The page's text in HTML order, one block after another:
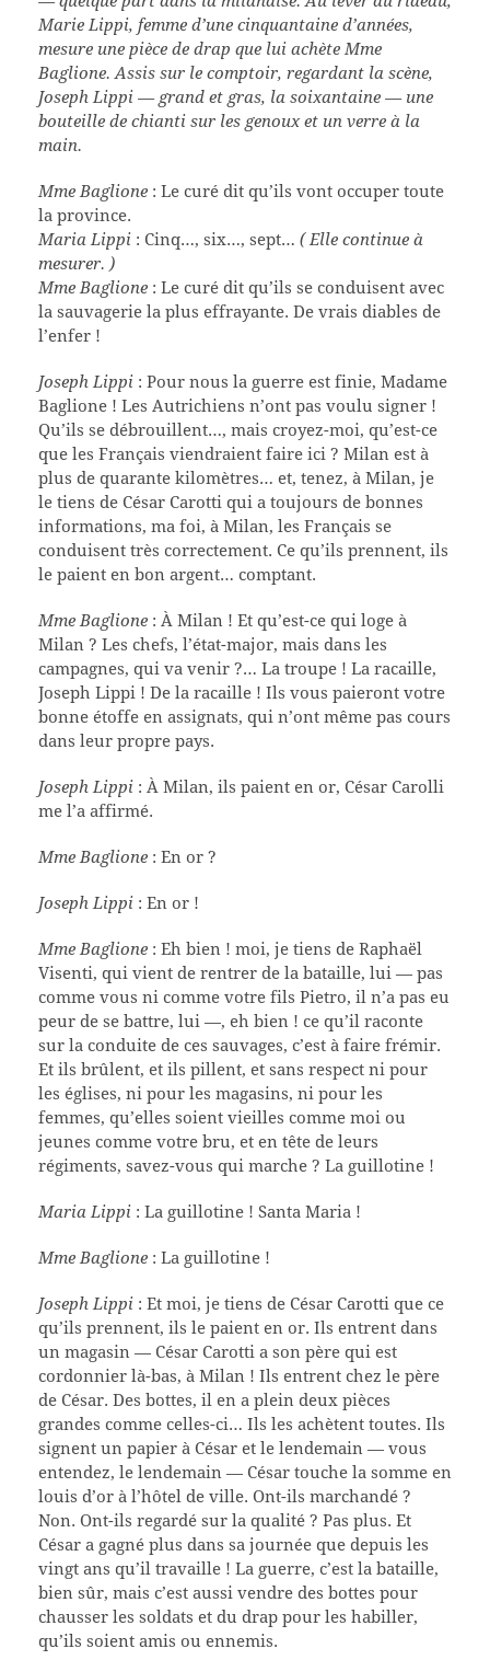
Marie Lippi, femme d’une cinquantaine d’années,
mesure une pièce de drap que lui achète Mme
Baglione. Assis sur le comptoir, regardant la scène,
Joseph Lippi — grand et gras, la soixantaine — une
bouteille de chianti sur les genoux et un verre à la
main.
Mme Baglione : Le curé dit qu’ils vont occuper toute
la province.
Maria Lippi : Cinq…, six…, sept… ( Elle continue à
mesurer. )
Mme Baglione : Le curé dit qu’ils se conduisent avec
la sauvagerie la plus effrayante. De vrais diables de
l’enfer !
Joseph Lippi : Pour nous la guerre est finie, Madame
Baglione ! Les Autrichiens n’ont pas voulu signer !
Qu’ils se débrouillent…, mais croyez-moi, qu’est-ce
que les Français viendraient faire ici ? Milan est à
plus de quarante kilomètres… et, tenez, à Milan, je
le tiens de César Carotti qui a toujours de bonnes
informations, ma foi, à Milan, les Français se
conduisent très correctement. Ce qu’ils prennent, ils
le paient en bon argent… comptant.
Mme Baglione : À Milan ! Et qu’est-ce qui loge à
Milan ? Les chefs, l’état-major, mais dans les
campagnes, qui va venir ?… La troupe ! La racaille,
Joseph Lippi ! De la racaille ! Ils vous paieront votre
bonne étoffe en assignats, qui n’ont même pas cours
dans leur propre pays.
Joseph Lippi : À Milan, ils paient en or, César Carolli
me l’a affirmé.
Mme Baglione : En or ?
Joseph Lippi : En or !
Mme Baglione : Eh bien ! moi, je tiens de Raphaël
Visenti, qui vient de rentrer de la bataille, lui — pas
comme vous ni comme votre fils Pietro, il n’a pas eu
peur de se battre, lui —, eh bien ! ce qu’il raconte
sur la conduite de ces sauvages, c’est à faire frémir.
Et ils brûlent, et ils pillent, et sans respect ni pour
les églises, ni pour les magasins, ni pour les
femmes, qu’elles soient vieilles comme moi ou
jeunes comme votre bru, et en tête de leurs
régiments, savez-vous qui marche ? La guillotine !
Maria Lippi : La guillotine ! Santa Maria !
Mme Baglione : La guillotine !
Joseph Lippi : Et moi, je tiens de César Carotti que ce
qu’ils prennent, ils le paient en or. Ils entrent dans
un magasin — César Carotti a son père qui est
cordonnier là-bas, à Milan ! Ils entrent chez le père
de César. Des bottes, il en a plein deux pièces
grandes comme celles-ci… Ils les achètent toutes. Ils
signent un papier à César et le lendemain — vous
entendez, le lendemain — César touche la somme en
louis d’or à l’hôtel de ville. Ont-ils marchandé ?
Non. Ont-ils regardé sur la qualité ? Pas plus. Et
César a gagné plus dans sa journée que depuis les
vingt ans qu’il travaille ! La guerre, c’est la bataille,
bien sûr, mais c’est aussi vendre des bottes pour
chausser les soldats et du drap pour les habiller,
qu’ils soient amis ou ennemis.